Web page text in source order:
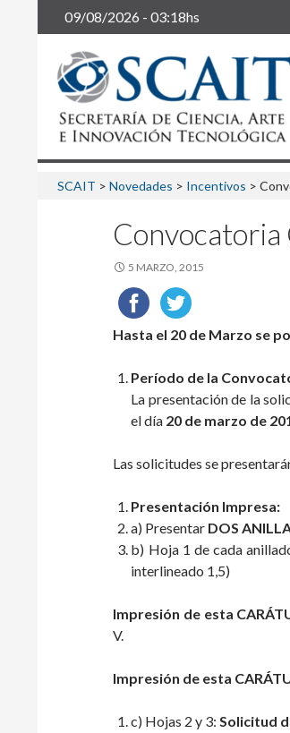
09/08/2026 - 03:18hs
Buscar
SCAIT > Novedades > Incentivos >
5 MARZO, 2015
Hasta el 20 de Marzo se
Período de la
La presentación de la
el día 20 de marzo de
Las solicitudes se
Presentación Impresa:
a) Presentar DOS
b) Hoja 1 de cada
interlineado 1,5)
Impresión de esta
V.
Impresión de esta
c) Hojas 2 y 3:Solicitud